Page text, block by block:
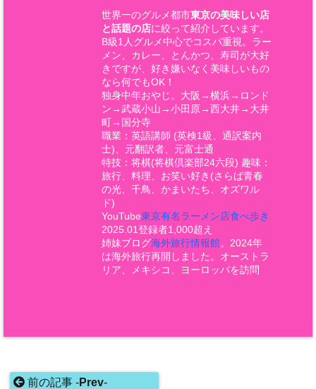
世界一のグルメ都市東京の美味しい店
と話題の店に絞って紹介しています。
B級1人グルメ中心でコスパ重視。ラー
メン、カレー、とんかつ、寿司が大好
きですが、好き嫌いなく美味しいもの
なら何でもOK！
独身中年おやじ。大阪→横浜→ロンド
ン→武蔵小山→小田原→西大井→大井
町→国分寺
職業：英語講師 (英検1級、通訳案内
士)、元翻訳者、元富士通
特技：将棋(将棋倶楽部24六段) 趣味：
旅行、料理、お笑い好き(さらば青春
の光、千鳥、かまいたち、オズワル
ド)
YouTube東京有名ラーメン店食べ歩き
2025.01登録者1,000超え
姉妹ブログ海外旅行情報館。2024年
は海外旅行再開しました。オーストラ
リア、メキシコ、ヨーロッパを訪問
前の記事 -Prev-